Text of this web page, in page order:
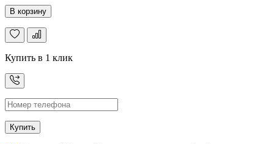
В корзину
Купить в 1 клик
Купить